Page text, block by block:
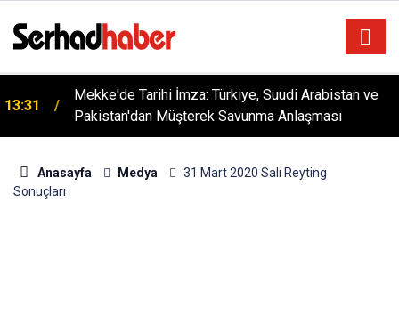
13:31
Mekke'de Tarihi İmza: Türkiye, Suudi Arabistan ve
Pakistan'dan Müşterek Savunma Anlaşması
Anasayfa Medya
31 Mart 2020 Salı Reyting
Sonuçları